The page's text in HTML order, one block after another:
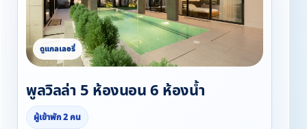
พูลวิลล่า 5 ห้องนอน 6 ห้องน้ำ
ผู้เข้าพัก 2 คน